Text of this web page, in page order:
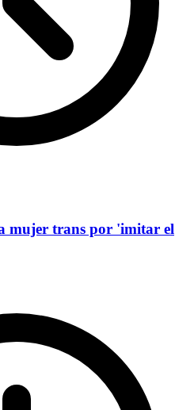
mujer trans por 'imitar el